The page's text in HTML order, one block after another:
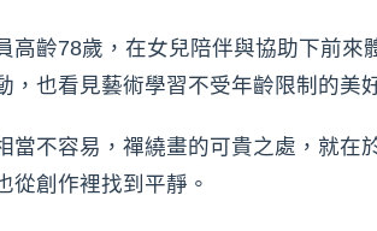
齡78歲，在女兒陪伴與協助下前來
也看見藝術學習不受年齡限制的美
不容易，禪繞畫的可貴之處，就在
從創作裡找到平靜。